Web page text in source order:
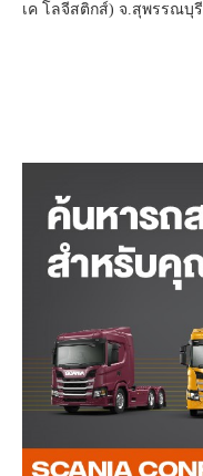
เค โลจีสติกส์) จ.สุพรรณบุรี